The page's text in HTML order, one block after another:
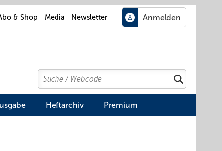
& Shop Media Newsletter
Search
Suchen
Heftarchiv Premium